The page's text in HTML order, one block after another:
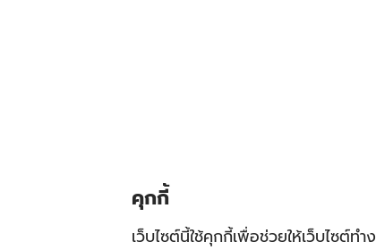
คุกกี้
เว็บไซต์นี้ใช้คุกกี้เพื่อช่วยให้เว็บไซต์